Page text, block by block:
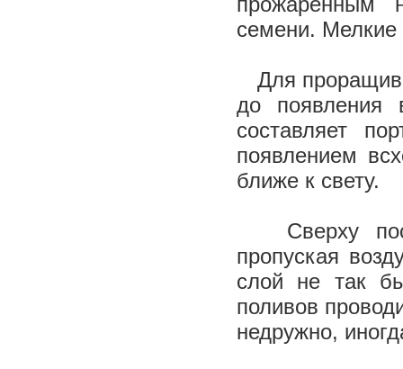
семени. Мелкие
Для
до появления
составляет
появлением
ближе к свету.
Сверху
пропуская
слой не так
поливов
недружно,